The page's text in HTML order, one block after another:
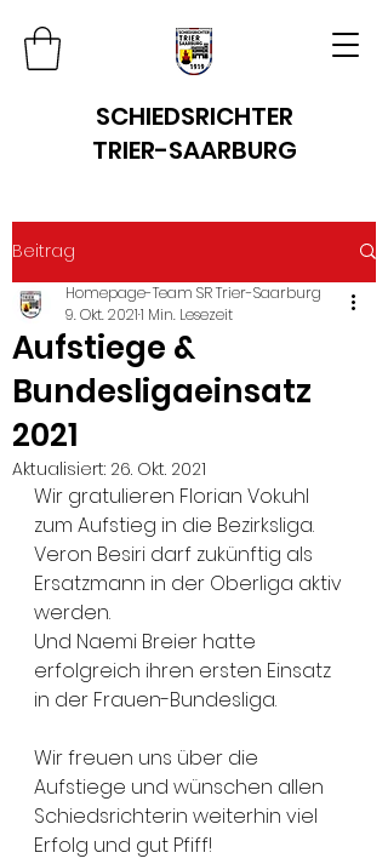
SCHIEDSRICHTER
TRIER-SAARBURG
Beitrag
Aufstiege &
Bundesligaeinsatz
2021
Homepage-Team SR Trier-Saarburg
9. Okt. 20211 Min. Lesezeit
Aktualisiert: 26. Okt. 2021
Wir gratulieren Florian Vokuhl
zum Aufstieg in die Bezirksliga.
Veron Besiri darf zukünftig als
Ersatzmann in der Oberliga aktiv
werden.
Und Naemi Breier hatte
erfolgreich ihren ersten Einsatz
in der Frauen-Bundesliga.
Wir freuen uns über die
Aufstiege und wünschen allen
Schiedsrichterin weiterhin viel
Erfolg und gut Pfiff!